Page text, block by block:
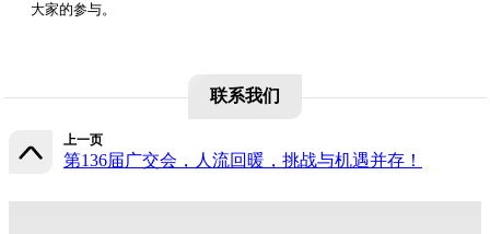
大家的参与。
联系我们
上一页
第136届广交会，人流回暖，挑战与机遇并存！